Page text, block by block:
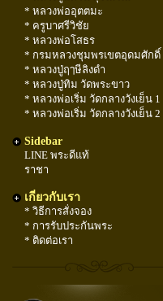
* หลวงพ่ออุตตมะ
* ครูบาศรีวิชัย
* หลวงพ่อโสธร
* กรมหลวงชุมพรเขตอุดมศักดิ์
* หลวงปู่ฤๅษีลิงดำ
* หลวงปู่ทิม วัดพระขาว
* หลวงพ่อเริ่ม วัดกลางวังเย็น 1
* หลวงพ่อเริ่ม วัดกลางวังเย็น 2
Sidebar
LINE พระดีแท้
ราชา
เกี่ยวกับเรา
* วิธีการสั่งจอง
* การรับประกันพระ
* ติดต่อเรา